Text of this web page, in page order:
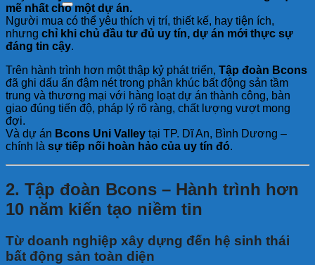
mẽ nhất cho một dự án.
Người mua có thể yêu thích vị trí, thiết kế, hay tiện ích,
nhưng chỉ khi chủ đầu tư đủ uy tín, dự án mới thực sự
đáng tin cậy.
Trên hành trình hơn một thập kỷ phát triển, Tập đoàn Bcons
đã ghi dấu ấn đậm nét trong phân khúc bất động sản tầm
trung và thương mại với hàng loạt dự án thành công, bàn
giao đúng tiến độ, pháp lý rõ ràng, chất lượng vượt mong
đợi.
Và dự án Bcons Uni Valley tại TP. Dĩ An, Bình Dương –
chính là sự tiếp nối hoàn hảo của uy tín đó.
2. Tập đoàn Bcons – Hành trình hơn
10 năm kiến tạo niềm tin
Từ doanh nghiệp xây dựng đến hệ sinh thái
bất động sản toàn diện